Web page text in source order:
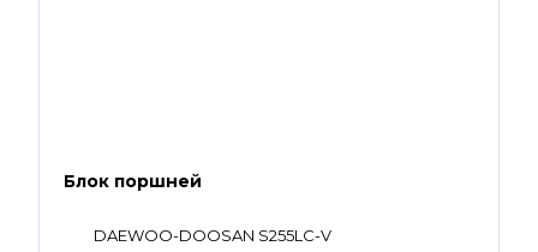
Блок поршней
DAEWOO-DOOSAN S255LC-V